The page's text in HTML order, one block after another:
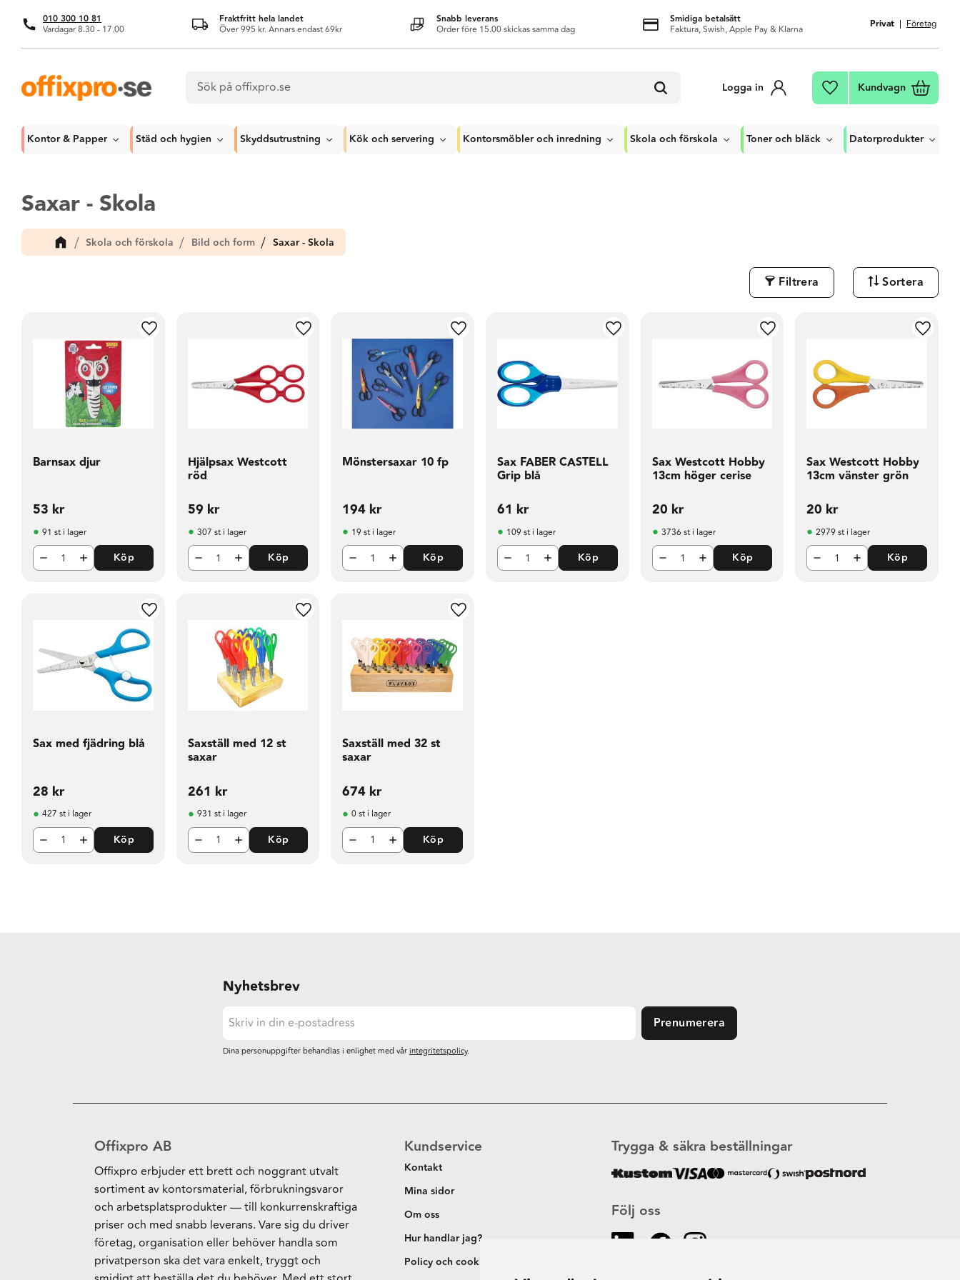
010 300 10 81
Vardagar 8.30 - 17.00
Fraktfritt hela landet
Över 995 kr. Annars endast 69kr
Snabb leverans
Order före 15.00 skickas samma dag
Smidiga betalsätt
Faktura, Swish, Apple Pay & Klarna Privat Företag
Logga in Favoriter
Kundvagn
Kontor & Papper Städ och hygien Skyddsutrustning Kök och servering Kontorsmöbler och inredning Skola och förskola Toner och bläck Datorprodukter
Saxar - Skola
Skola och förskola Bild och form Saxar - Skola
Filtrera Sortera
Barnsax djur
53 kr
Lägg till i favoriter
91 st i lager
Köp
Hjälpsax Westcott
röd
59 kr
Lägg till i favoriter
307 st i lager
Köp
Mönstersaxar 10 fp
194 kr
Lägg till i favoriter
19 st i lager
Köp
Sax FABER CASTELL
Grip blå
61 kr
Lägg till i favoriter
109 st i lager
Köp
Sax Westcott Hobby
13cm höger cerise
20 kr
Lägg till i favoriter
3736 st i lager
Köp
Sax Westcott Hobby
13cm vänster grön
20 kr
Lägg
2979 st i lager
Köp
Sax med fjädring blå
28 kr
Lägg till i favoriter
427 st i lager
Köp
Saxställ med 12 st
saxar
261 kr
Lägg till i favoriter
931 st i lager
Köp
Saxställ med 32 st
saxar
674 kr
Lägg till i favoriter
0 st i lager
Köp
Nyhetsbrev
Prenumerera
Dina personuppgifter behandlas i enlighet med vårintegritetspolicy.
Offixpro AB
Offixpro erbjuder ett brett och noggrant utvalt
sortiment av kontorsmaterial, förbrukningsvaror
och arbetsplatsprodukter — till konkurrenskraftiga
priser och med snabb leverans. Vare sig du driver
företag, organisation eller behöver handla som
privatperson ska det vara enkelt, tryggt och
Kundservice
Kontakt
Mina sidor
Om oss
Hur handlar jag?
Policy och cookies
Följ oss
Trygga & säkra beställningar